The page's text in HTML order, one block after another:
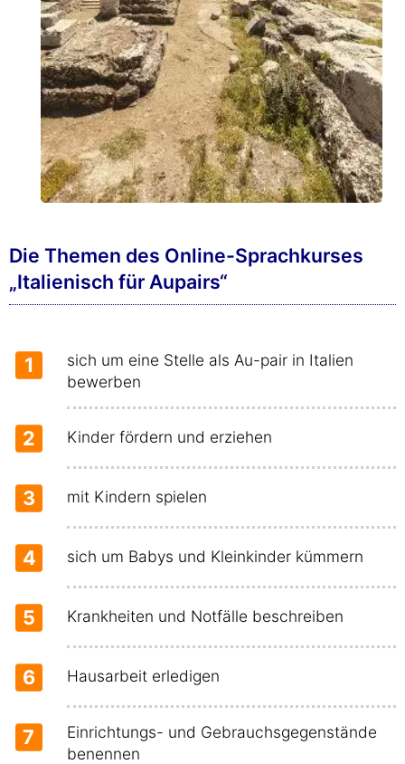
Die Themen des Online-Sprachkurses
„Italienisch für Aupairs“
1
sich um eine Stelle als Au-pair in Italien
bewerben
2 Kinder fördern und erziehen
3 mit Kindern spielen
4 sich um Babys und Kleinkinder kümmern
5 Krankheiten und Notfälle beschreiben
6 Hausarbeit erledigen
7
Einrichtungs- und Gebrauchsgegenstände
benennen